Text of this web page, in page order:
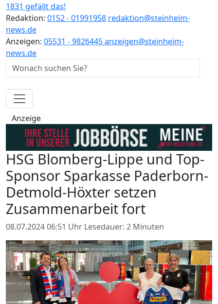
1831 gefällt das!
Redaktion: 0152 - 01991958 redaktion@steinheim-
news.de
Anzeigen: 05531 - 9826445anzeigen@steinheim-
news.de
Anzeige
HSG Blomberg-Lippe und Top-
Sponsor Sparkasse Paderborn-
Detmold-Höxter setzen
Zusammenarbeit fort
08.07.2024 06:51 Uhr Lesedauer: 2 Minuten